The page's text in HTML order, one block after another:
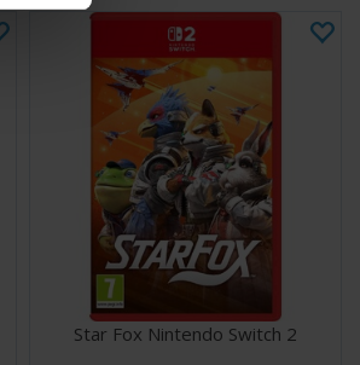
Star Fox Nintendo Switch 2